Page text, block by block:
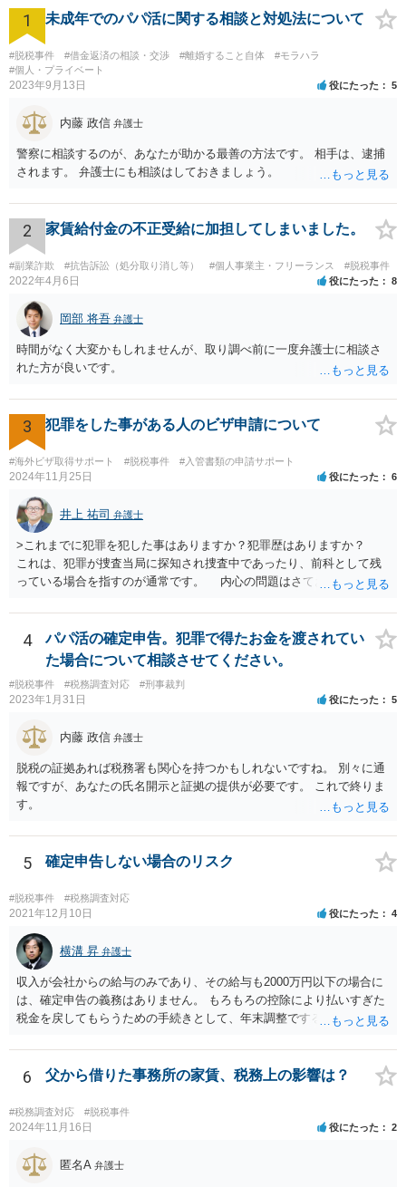
1 未成年でのパパ活に関する相談と対処法について
#脱税事件 #借金返済の相談・交渉 #離婚すること自体
#モラハラ
#個人・プライベート
2023年9月13日 役にたった 5
内藤 政信 弁護士
警察に相談するのが、あなたが助かる最善の方法です。 相手は、逮捕
されます。 弁護士にも相談はしておきましょう。
2 家賃給付金の不正受給に加担してしまいました。
#副業詐欺 #抗告訴訟（処分取り消し等） #個人事業主・フリーランス #脱税事件
2022年4月6日 役にたった 8
岡部 将吾 弁護士
時間がなく大変かもしれませんが、取り調べ前に一度弁護士に相談さ
れた方が良いです。
3 犯罪をした事がある人のビザ申請について
#海外ビザ取得サポート #脱税事件 #入管書類の申請サポート
2024年11月25日 役にたった 6
井上 祐司 弁護士
>これまでに犯罪を犯した事はありますか？犯罪歴はありますか？
これは、犯罪が捜査当局に探知され捜査中であったり、前科として残
っている場合を指すのが通常です。 内心の問題はさておき、ご質問
4
パパ活の確定申告。犯罪で得たお金を渡されてい
た場合について相談させてください。
#脱税事件 #税務調査対応 #刑事裁判
2023年1月31日 役にたった 5
内藤 政信 弁護士
脱税の証拠あれば税務署も関心を持つかもしれないですね。 別々に通
報ですが、あなたの氏名開示と証拠の提供が必要です。 これで終りま
す。
5 確定申告しない場合のリスク
#脱税事件 #税務調査対応
2021年12月10日 役にたった 4
横溝 昇 弁護士
収入が会社からの給与のみであり、その給与も2000万円以下の場合に
は、確定申告の義務はありません。 もろもろの控除により払いすぎた
税金を戻してもらうための手続きとして、年末調整でするのか、確定
する義務がある場合で確定申告をしなかった場合には、税務署の調査
等があり、本来払うべき税金にプラスして加算税の処分を科される場
合もあります。 高額なものでもない限り単なる無申告だけでは直ちに
逮捕されないとは思います。
6 父から借りた事務所の家賃、税務上の影響は？
#税務調査対応 #脱税事件
2024年11月16日 役にたった 2
匿名A 弁護士